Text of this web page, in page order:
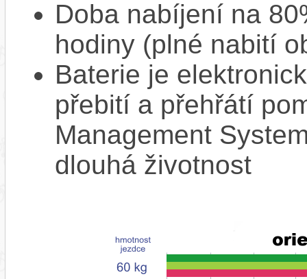
Doba nabíjení na
hodiny (plné nabití
Baterie je
přebití a přehřátí
Management
dlouhá životnost